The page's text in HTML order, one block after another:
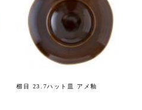
櫛目 23.7ハット皿 アメ釉